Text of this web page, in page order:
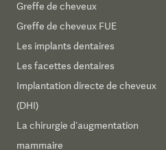
Greffe de cheveux
Greffe de cheveux FUE
Les implants dentaires
Les facettes dentaires
Implantation directe de cheveux
(DHI)
La chirurgie d’augmentation
mammaire